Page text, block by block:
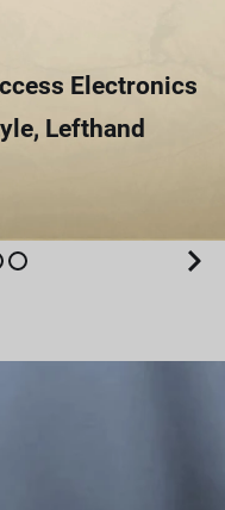
Electronics
Lefthand